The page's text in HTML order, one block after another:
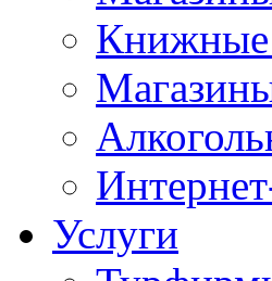
Книжные
Услуги